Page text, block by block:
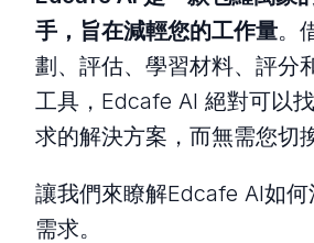
手，旨在減輕您的工作量。
劃、評估、學習材料、評分
工具，Edcafe AI 絕對可以
求的解決方案，而無需您切
讓我們來瞭解Edcafe AI如
需求。